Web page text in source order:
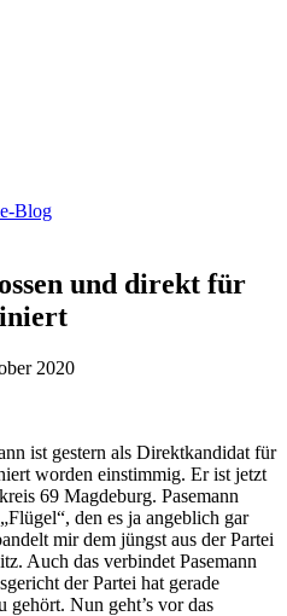
und direkt für
2020
ist gestern als Direktkandidat für
worden einstimmig. Er ist jetzt
69 Magdeburg. Pasemann
den es ja angeblich gar
mir dem jüngst aus der Partei
Auch das verbindet Pasemann
der Partei hat gerade
gehört. Nun geht’s vor das